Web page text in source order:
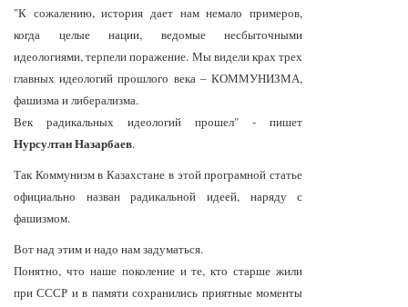
"К сожалению, история дает нам немало примеров,
когда целые нации, ведомые несбыточными
идеологиями, терпели поражение. Мы видели крах трех
главных идеологий прошлого века – КОММУНИЗМА,
фашизма и либерализма.
Век радикальных идеологий прошел" - пишет
Нурсултан Назарбаев.
Так Коммунизм в Казахстане в этой програмной статье
официально назван радикальной идеей, наряду с
фашизмом.
Вот над этим и надо нам задуматься.
Понятно, что наше поколение и те, кто старше жили
при СССР и в памяти сохранились приятные моменты